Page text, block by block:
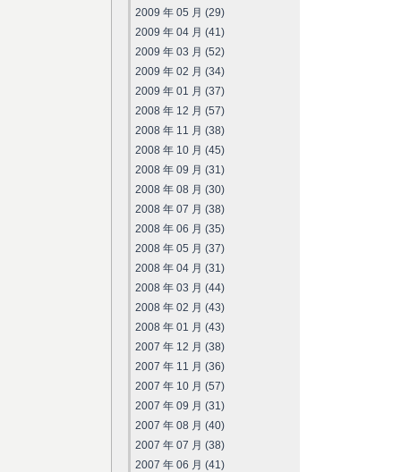
2009 年 05 月 (29)
2009 年 04 月 (41)
2009 年 03 月 (52)
2009 年 02 月 (34)
2009 年 01 月 (37)
2008 年 12 月 (57)
2008 年 11 月 (38)
2008 年 10 月 (45)
2008 年 09 月 (31)
2008 年 08 月 (30)
2008 年 07 月 (38)
2008 年 06 月 (35)
2008 年 05 月 (37)
2008 年 04 月 (31)
2008 年 03 月 (44)
2008 年 02 月 (43)
2008 年 01 月 (43)
2007 年 12 月 (38)
2007 年 11 月 (36)
2007 年 10 月 (57)
2007 年 09 月 (31)
2007 年 08 月 (40)
2007 年 07 月 (38)
2007 年 06 月 (41)